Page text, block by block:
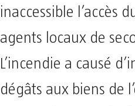
inaccessible l’accès
agents locaux de
L’incendie a causé
dégâts aux biens de